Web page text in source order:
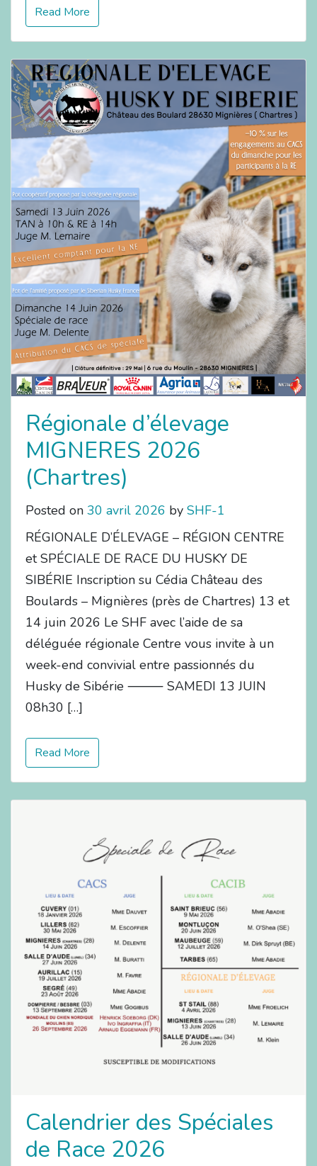
Read More
Régionale d’élevage
MIGNERES 2026
(Chartres)
Posted on 30 avril 2026 by SHF-1
RÉGIONALE D’ÉLEVAGE – RÉGION CENTRE
et SPÉCIALE DE RACE DU HUSKY DE
SIBÉRIE Inscription su Cédia Château des
Boulards – Mignières (près de Chartres) 13 et
14 juin 2026 Le SHF avec l’aide de sa
déléguée régionale Centre vous invite à un
week-end convivial entre passionnés du
Husky de Sibérie ⸻ SAMEDI 13 JUIN
08h30 […]
Read More
Calendrier des Spéciales
de Race 2026